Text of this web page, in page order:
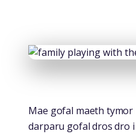
Mae gofal maeth
darparu gofal dros dro